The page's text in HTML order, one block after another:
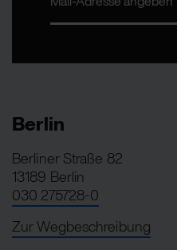
Berlin
Berliner Straße 82
13189 Berlin
030 275728-0
Zur Wegbeschreibung